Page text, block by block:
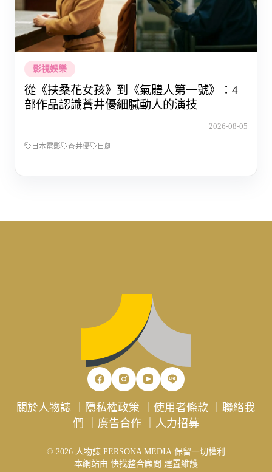
影視娛樂
從《扶桑花女孩》到《氣體人第一號》：4
部作品認識蒼井優細膩動人的演技
2026-08-05
日本電影 蒼井優 日劇
關於人物誌 隱私權政策 ｜使用者條款 ｜聯絡我
們
廣告合作｜ 人力招募
© 2026 人物誌 PERSONA MEDIA 保留一切權利
本網站由 快找整合顧問 建置維護